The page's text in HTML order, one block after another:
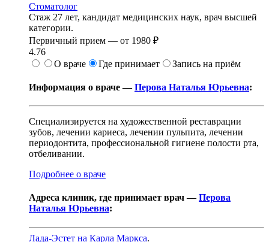
Стоматолог
Стаж 27 лет, кандидат медицинских наук, врач высшей
категории.
Первичный прием — от 1980 ₽
4.76
О враче
Где принимает Запись на приём
Информация о враче —Перова Наталья Юрьевна:
Специализируется на художественной реставрации
зубов, лечении кариеса, лечении пульпита, лечении
периодонтита, профессиональной гигиене полости рта,
отбеливании.
Подробнее о враче
Адреса клиник, где принимает врач —Перова
Наталья Юрьевна:
Лада-Эстет на Карла Маркса.